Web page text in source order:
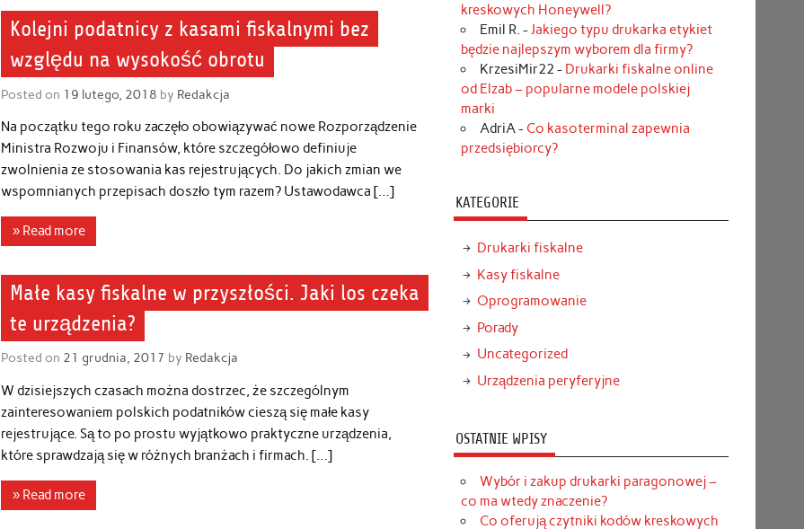
Kolejni podatnicy z kasami fiskalnymi bez
względu na wysokość obrotu
Posted on 19 lutego, 2018 by Redakcja
Na początku tego roku zaczęło obowiązywać nowe Rozporządzenie
Ministra Rozwoju i Finansów, które szczegółowo definiuje
zwolnienia ze stosowania kas rejestrujących. Do jakich zmian we
wspomnianych przepisach doszło tym razem? Ustawodawca […]
» Read more
Małe kasy fiskalne w przyszłości. Jaki los czeka
te urządzenia?
Posted on 21 grudnia, 2017 by Redakcja
W dzisiejszych czasach można dostrzec, że szczególnym
zainteresowaniem polskich podatników cieszą się małe kasy
rejestrujące. Są to po prostu wyjątkowo praktyczne urządzenia,
które sprawdzają się w różnych branżach i firmach. […]
» Read more
kreskowych Honeywell?
Emil R. - Jakiego typu drukarka etykiet
będzie najlepszym wyborem dla firmy?
KrzesiMir22 - Drukarki fiskalne online
od Elzab – popularne modele polskiej
marki
AdriA- Co kasoterminal zapewnia
przedsiębiorcy?
KATEGORIE
Drukarki fiskalne
Kasy fiskalne
Oprogramowanie
Porady
Uncategorized
Urządzenia peryferyjne
OSTATNIE WPISY
Wybór i zakup drukarki paragonowej –
co ma wtedy znaczenie?
Co oferują czytniki kodów kreskowych